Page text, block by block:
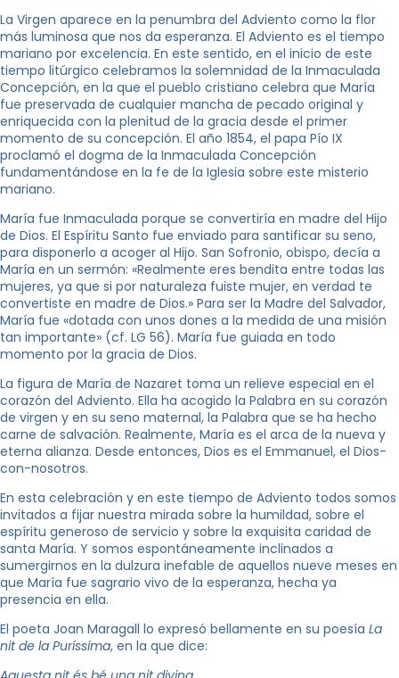
La Virgen aparece en la penumbra del Adviento como la flor
más luminosa que nos da esperanza. El Adviento es el tiempo
mariano por excelencia. En este sentido, en el inicio de este
tiempo litúrgico celebramos la solemnidad de la Inmaculada
Concepción, en la que el pueblo cristiano celebra que María
fue preservada de cualquier mancha de pecado original y
enriquecida con la plenitud de la gracia desde el primer
momento de su concepción. El año 1854, el papa Pío IX
proclamó el dogma de la Inmaculada Concepción
fundamentándose en la fe de la Iglesia sobre este misterio
mariano.
María fue Inmaculada porque se convertiría en madre del Hijo
de Dios. El Espíritu Santo fue enviado para santificar su seno,
para disponerlo a acoger al Hijo. San Sofronio, obispo, decía a
María en un sermón: «Realmente eres bendita entre todas las
mujeres, ya que si por naturaleza fuiste mujer, en verdad te
convertiste en madre de Dios.» Para ser la Madre del Salvador,
María fue «dotada con unos dones a la medida de una misión
tan importante» (cf. LG 56). María fue guiada en todo
momento por la gracia de Dios.
La figura de María de Nazaret toma un relieve especial en el
corazón del Adviento. Ella ha acogido la Palabra en su corazón
de virgen y en su seno maternal, la Palabra que se ha hecho
carne de salvación. Realmente, María es el arca de la nueva y
eterna alianza. Desde entonces, Dios es el Emmanuel, el Dios-
con-nosotros.
En esta celebración y en este tiempo de Adviento todos somos
invitados a fijar nuestra mirada sobre la humildad, sobre el
espíritu generoso de servicio y sobre la exquisita caridad de
santa María. Y somos espontáneamente inclinados a
sumergirnos en la dulzura inefable de aquellos nueve meses en
que María fue sagrario vivo de la esperanza, hecha ya
presencia en ella.
El poeta Joan Maragall lo expresó bellamente en su poesía La
nit de la Puríssima, en la que dice: